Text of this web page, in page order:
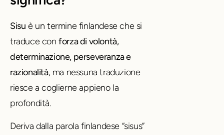
Sisu è un termine finlandese che si
traduce conforza di volontà,
determinazione, perseveranza e
razionalità, ma nessuna traduzione
riesce a coglierne appieno la
profondità.
Deriva dalla parola finlandese “sisus”